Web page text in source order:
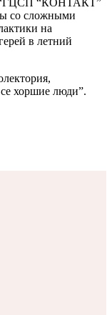
со сложными
на
в летний
хоршие люди”.